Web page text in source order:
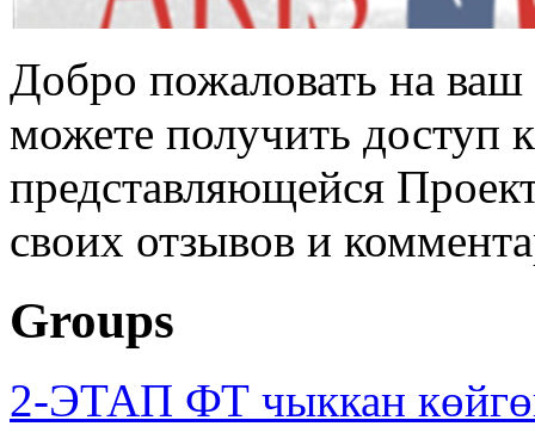
Добро пожаловать на
можете получить доступ
представляющейся
своих отзывов и
Groups
2-ЭТАП ФТ чыккан